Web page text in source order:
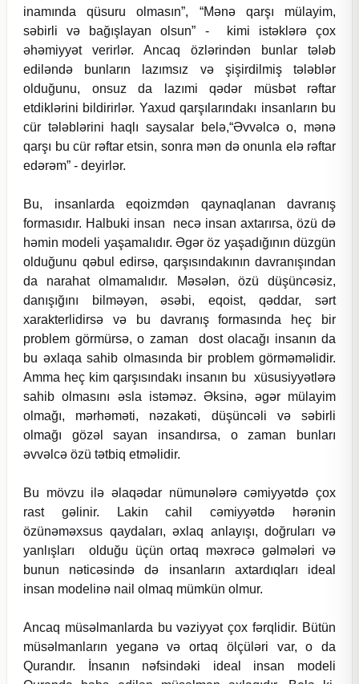
inamında qüsuru olmasın”, “Mənə qarşı mülayim,
səbirli və bağışlayan olsun” - kimi istəklərə çox
əhəmiyyət verirlər. Ancaq özlərindən bunlar tələb
ediləndə bunların lazımsız və şişirdilmiş tələblər
olduğunu, onsuz da lazımi qədər müsbət rəftar
etdiklərini bildirirlər. Yaxud qarşılarındakı insanların bu
cür tələblərini haqlı saysalar belə,“Əvvəlcə o, mənə
qarşı bu cür rəftar etsin, sonra mən də onunla elə rəftar
edərəm” - deyirlər.
Bu, insanlarda eqoizmdən qaynaqlanan davranış
formasıdır. Halbuki insan necə insan axtarırsa, özü də
həmin modeli yaşamalıdır. Əgər öz yaşadığının düzgün
olduğunu qəbul edirsə, qarşısındakının davranışından
da narahat olmamalıdır. Məsələn, özü düşüncəsiz,
danışığını bilməyən, əsəbi, eqoist, qəddar, sərt
xarakterlidirsə və bu davranış formasında heç bir
problem görmürsə, o zaman dost olacağı insanın da
bu əxlaqa sahib olmasında bir problem görməməlidir.
Amma heç kim qarşısındakı insanın bu xüsusiyyətlərə
sahib olmasını əsla istəməz. Əksinə, əgər mülayim
olmağı, mərhəməti, nəzakəti, düşüncəli və səbirli
olmağı gözəl sayan insandırsa, o zaman bunları
əvvəlcə özü tətbiq etməlidir.
Bu mövzu ilə əlaqədar nümunələrə cəmiyyətdə çox
rast gəlinir. Lakin cahil cəmiyyətdə hərənin
özünəməxsus qaydaları, əxlaq anlayışı, doğruları və
yanlışları olduğu üçün ortaq məxrəcə gəlmələri və
bunun nəticəsində də insanların axtardıqları ideal
insan modelinə nail olmaq mümkün olmur.
Ancaq müsəlmanlarda bu vəziyyət çox fərqlidir. Bütün
müsəlmanların yeganə və ortaq ölçüləri var, o da
Qurandır. İnsanın nəfsindəki ideal insan modeli